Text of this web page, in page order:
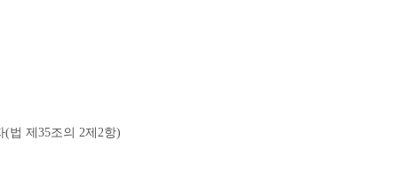
(법 제 35조의 2제 2항)